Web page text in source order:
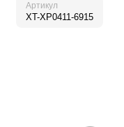
Артикул
XT-XP0411-6915